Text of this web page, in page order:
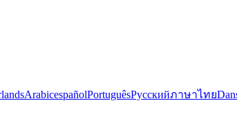
ArabicespañolPortuguêsРусскийภาษาไทย